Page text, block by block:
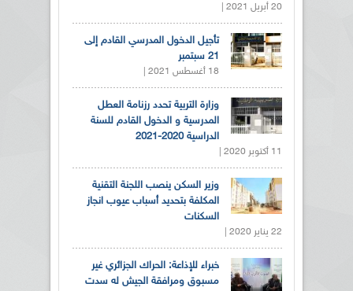
20 أبريل 2021 |
تأجيل الدخول المدرسي القادم إلى
21 سبتمبر
18 أغسطس 2021 |
وزارة التربية تحدد رزنامة العطل
المدرسية و الدخول القادم للسنة
الدراسية 2020-2021
11 أكتوبر 2020 |
وزير السكن ينصب اللجنة التقنية
المكلفة بتحديد أسباب عيوب انجاز
السكنات
22 يناير 2020 |
خبراء للإذاعة: الحراك الجزائري غير
مسبوق ومرافقة الجيش له سدت